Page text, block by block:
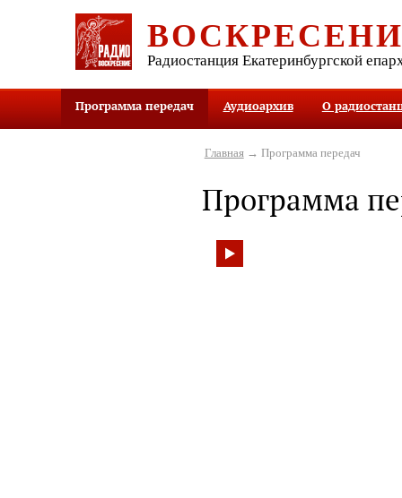
Радиостанция Екатеринбургской
Программа передач Аудиоархив О
Главная→ Программа передач
Программа